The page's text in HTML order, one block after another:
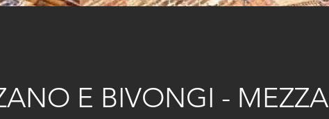
E BIVONGI - MEZZA